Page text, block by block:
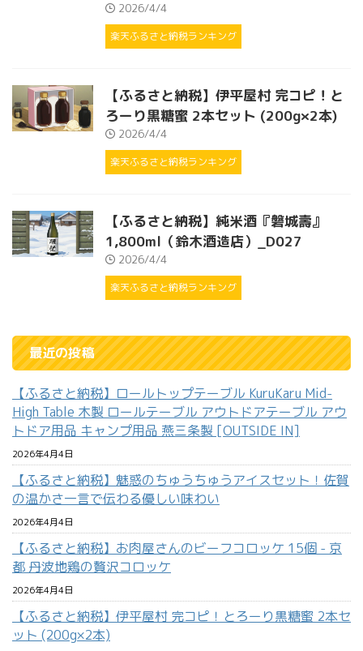
2026/4/4
楽天ふるさと納税ランキング
【ふるさと納税】伊平屋村 完コピ！と
ろーり黒糖蜜 2本セット (200g×2本)
2026/4/4
楽天ふるさと納税ランキング
【ふるさと納税】純米酒『磐城壽』
1,800ml（鈴木酒造店）_D027
2026/4/4
楽天ふるさと納税ランキング
最近の投稿
【ふるさと納税】ロールトップテーブル KuruKaru Mid-
High Table 木製 ロールテーブル アウトドアテーブル アウ
トドア用品 キャンプ用品 燕三条製 [OUTSIDE IN]
2026年4月4日
【ふるさと納税】魅惑のちゅうちゅうアイスセット！佐賀
の温かさ一言で伝わる優しい味わい
2026年4月4日
【ふるさと納税】お肉屋さんのビーフコロッケ 15個 - 京
都 丹波地鶏の贅沢コロッケ
2026年4月4日
【ふるさと納税】伊平屋村 完コピ！とろーり黒糖蜜 2本セ
ット (200g×2本)